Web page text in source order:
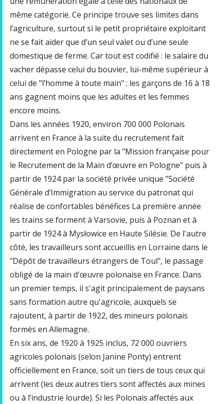
même catégorie. Ce principe trouve ses limites dans
l’agriculture, surtout si le petit propriétaire exploitant
ne se fait aider que d’un seul valet ou d’une seule
domestique de ferme. Car tout est codifié : le salaire du
vacher dépasse celui du bouvier, lui-même supérieur à
celui de "l’homme à toute main" ; les garçons de 16 à 18
ans gagnent moins que les adultes et les femmes
encore moins.
Dans les années 1920, environ 700 000 Polonais
arrivent en France à la suite du recrutement fait
directement en Pologne par la "Mission française pour
le Recrutement de la Main d’œuvre en Pologne" puis à
partir de 1924 par la société privée unique "Société
Générale d’Immigration au service du patronat qui
réalise de confortables bénéfices La première année
les trains se forment à Varsovie, puis à Poznan et à
partir de 1924 à Mysłowice en Haute Silésie. De l'autre
côté, les travailleurs sont accueillis en Lorraine dans le
"Dépôt de travailleurs étrangers de Toul", le passage
obligé de la main d'œuvre polonaise en France. Dans
un premier temps, il s'agit principalement de paysans
sans formation autre qu'agricole, auxquels se
rajoutent, à partir de 1922, des mineurs polonais
formés en Allemagne.
En six ans, de 1920 à 1925 inclus, 72 000 ouvriers
agricoles polonais (selon Janine Ponty) entrent
officiellement en France, soit un tiers de tous ceux qui
arrivent (les deux autres tiers sont affectés aux mines
ou à l’industrie lourde). Si les Polonais affectés aux